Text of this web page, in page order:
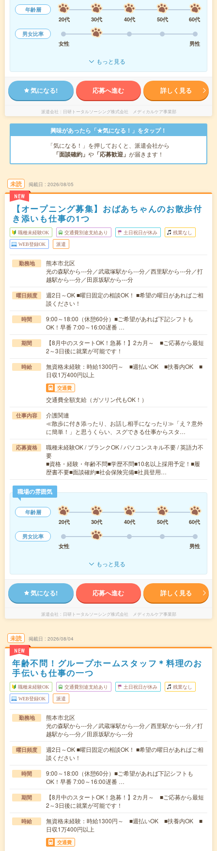
年齢層
20代
30代 40代 50代
60代
男女比率
女性
男性
もっと見る
気になる! 応募へ進む 詳しく見る
派遣会社 日研トータルソーシング株式会社 メディカルケア事業部
興味があったら「★気になる！」をタップ！
「気になる！」を押しておくと、派遣会社から
「面談確約」 や 「応募歓迎」 が届きます！
未読
NEW
掲載日 2026/08/05
【オープニング募集】おばあちゃんのお散歩付
き添いも仕事の1つ
職種未経験OK 交通費別途支給あり 土日祝日が休み 残業なし
WEB登録OK 派遣
勤務地
熊本市北区
光の森駅から---分／武蔵塚駅から---分／西里駅から---分／打
越駅から---分／田原坂駅から---分
曜日頻度
週2日～OK ■曜日固定の相談OK！ ■希望の曜日があればご相
談ください！
時間
9:00～18:00（休憩60分）■ご希望があれば下記シフトも
OK！早番 7:00～16:00遅番 …
期間
【8月中のスタートOK！急募！】2カ月～ ■ご応募から最短
2～3日後に就業が可能です！
時給
無資格未経験：時給1300円～ ■週払いOK ■扶養内OK ■
日収1万400円以上
交通費
交通費全額支給（ガソリン代もOK！）
仕事内容
介護関連
≪散歩に付き添ったり、お話し相手になったり≫「え？意外
に簡単！」と思うくらい、スグできる仕事からスタ…
応募資格
職種未経験OK / ブランクOK / パソコンスキル不要 / 英語力不
要
■資格・経験・年齢不問■学歴不問■10名以上採用予定！■履
歴書不要■面談確約■社会保険完備■社員登用…
職場の雰囲気
年齢層
20代
30代 40代 50代
60代
男女比率
女性
男性
もっと見る
気になる! 応募へ進む 詳しく見る
派遣会社 日研トータルソーシング株式会社 メディカルケア事業部
未読
NEW
掲載日 2026/08/04
年齢不問！グループホームスタッフ＊料理のお
手伝いも仕事の一つ
職種未経験OK 交通費別途支給あり 土日祝日が休み 残業なし
WEB登録OK 派遣
勤務地
熊本市北区
光の森駅から---分／武蔵塚駅から---分／西里駅から---分／打
越駅から---分／田原坂駅から---分
曜日頻度
週2日～OK ■曜日固定の相談OK！ ■希望の曜日があればご相
談ください！
時間
9:00～18:00（休憩60分）■ご希望があれば下記シフトも
OK！早番 7:00～16:00遅番 …
期間
【8月中のスタートOK！急募！】2カ月～ ■ご応募から最短
2～3日後に就業が可能です！
時給
無資格未経験：時給1300円～ ■週払いOK ■扶養内OK ■
日収1万400円以上
交通費